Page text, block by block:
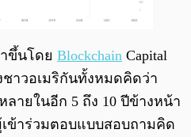
ขึ้นโดย Blockchain Capital
ชาวอเมริกันทั้งหมดคิดว่า
ลายในอีก 5 ถึง 10 ปีข้างหน้า
ข้าร่วมตอบแบบสอบถามคิด